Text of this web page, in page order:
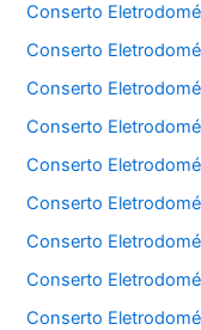
Conserto
Conserto
Conserto
Conserto
Conserto
Conserto
Conserto
Conserto
Conserto